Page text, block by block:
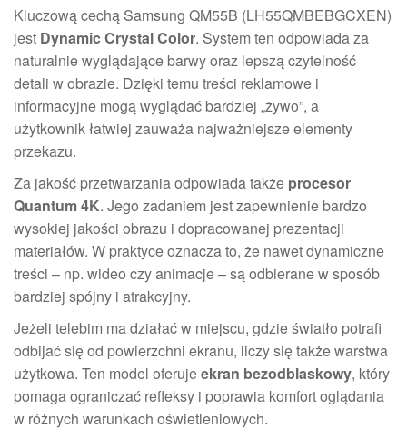
Kluczową cechą Samsung QM55B (LH55QMBEBGCXEN)
jest Dynamic Crystal Color. System ten odpowiada za
naturalnie wyglądające barwy oraz lepszą czytelność
detali w obrazie. Dzięki temu treści reklamowe i
informacyjne mogą wyglądać bardziej „żywo”, a
użytkownik łatwiej zauważa najważniejsze elementy
przekazu.
Za jakość przetwarzania odpowiada także procesor
Quantum 4K. Jego zadaniem jest zapewnienie bardzo
wysokiej jakości obrazu i dopracowanej prezentacji
materiałów. W praktyce oznacza to, że nawet dynamiczne
treści – np. wideo czy animacje – są odbierane w sposób
bardziej spójny i atrakcyjny.
Jeżeli telebim ma działać w miejscu, gdzie światło potrafi
odbijać się od powierzchni ekranu, liczy się także warstwa
użytkowa. Ten model oferujeekran bezodblaskowy, który
pomaga ograniczać refleksy i poprawia komfort oglądania
w różnych warunkach oświetleniowych.